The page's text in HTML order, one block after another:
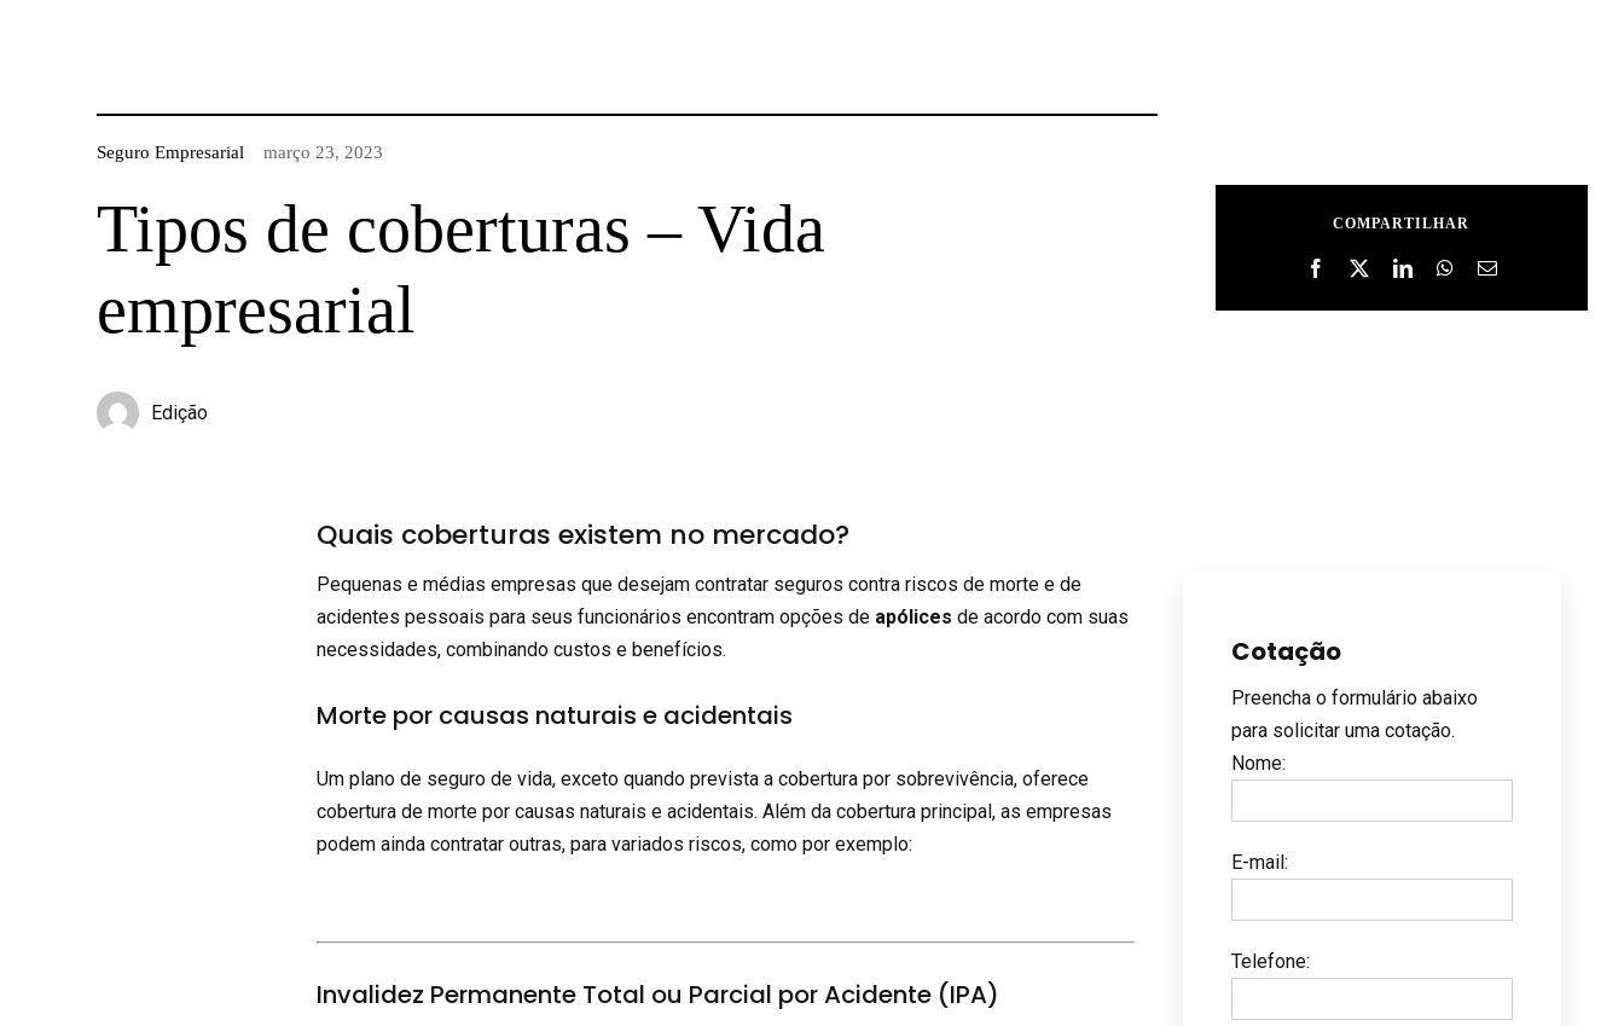
Seguro Empresarial março 23, 2023
Tipos de coberturas – Vida
empresarial
Edição
COMPARTILHAR
Quais coberturas existem no mercado?
Pequenas e médias empresas que desejam contratar seguros contra riscos de morte e de
acidentes pessoais para seus funcionários encontram opções de apólices de acordo com suas
necessidades, combinando custos e benefícios.
Morte por causas naturais e acidentais
Um plano de seguro de vida, exceto quando prevista a cobertura por sobrevivência, oferece
cobertura de morte por causas naturais e acidentais. Além da cobertura principal, as empresas
podem ainda contratar outras, para variados riscos, como por exemplo:
Invalidez Permanente Total ou Parcial por Acidente (IPA)
Cotação
Preencha o formulário abaixo
para solicitar uma cotação.
Nome:
E-mail:
Telefone: